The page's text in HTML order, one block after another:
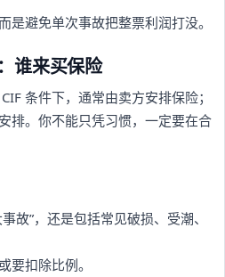
是避免单次事故把整票利润打没。
谁来买保险
条件下，通常由卖方安排保险；
排。你不能只凭习惯，一定要在合
故”，还是包括常见破损、受潮、
要扣除比例。